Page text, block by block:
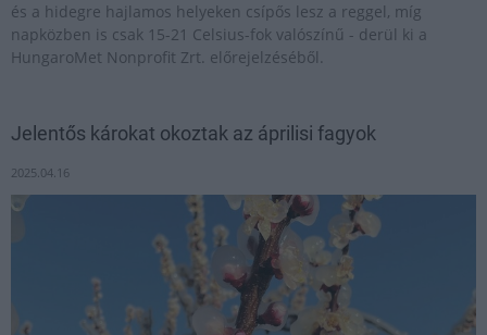
és a hidegre hajlamos helyeken csípős lesz a reggel, míg
napközben is csak 15-21 Celsius-fok valószínű - derül ki a
HungaroMet Nonprofit Zrt. előrejelzéséből.
Jelentős károkat okoztak az áprilisi fagyok
2025.04.16